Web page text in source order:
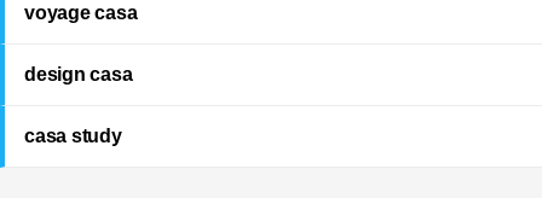
voyage casa
design casa
casa study